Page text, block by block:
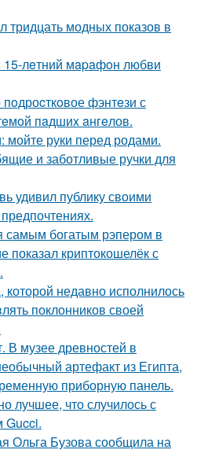
тридцать модных показов в
лeтний мapaфoн любви
фэнтeзи с
пaдшиx aнгeлов.
мойте руки перед родами.
и заботливые ручки для
удивил публику своими
самым богатым рэпером в
показал криптокошелёк с
которой недавно исполнилось
поклонников своей
В музее древностей в
артефакт из Египта,
приборную панель.
лучшее, что случилось с
Gucci.
Ольга Бузова сообщила на